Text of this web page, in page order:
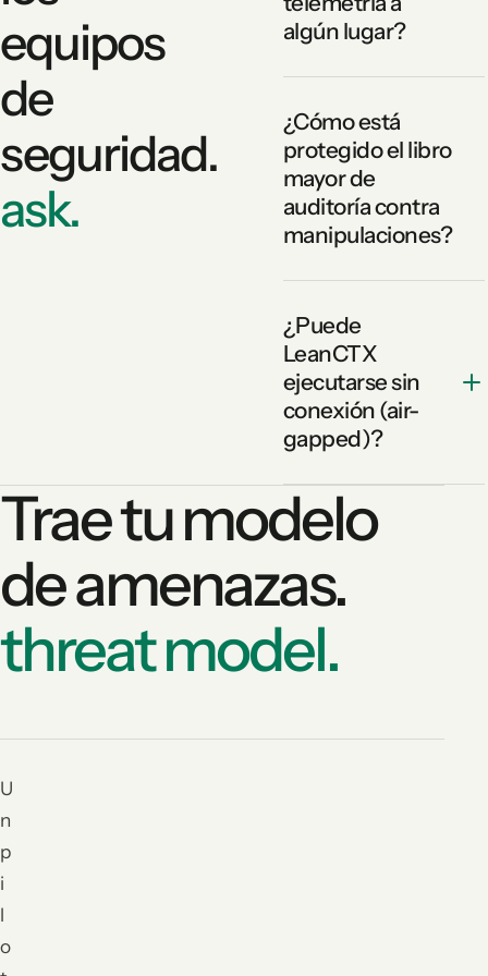
equipos
de
seguridad.
ask.
algún lugar?
¿Cómo está
protegido el libro
mayor de
auditoría contra
manipulaciones?
¿Puede
LeanCTX
ejecutarse sin
conexión (air-
gapped)?
Trae tu modelo
de amenazas.
threat model.
U
n
p
i
l
o